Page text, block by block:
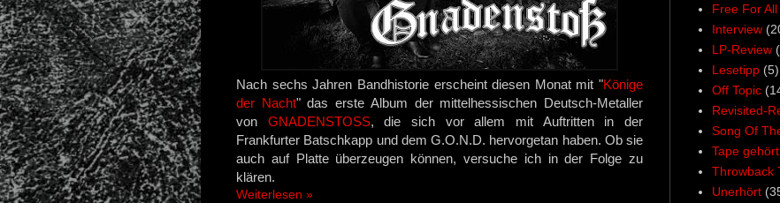
Nach sechs Jahren Bandhistorie erscheint diesen Monat mit "Könige
der Nacht" das erste Album der mittelhessischen Deutsch-Metaller
von GNADENSTOSS, die sich vor allem mit Auftritten in der
Frankfurter Batschkapp und dem G.O.N.D. hervorgetan haben. Ob sie
auch auf Platte überzeugen können, versuche ich in der Folge zu
klären.
Weiterlesen »
Free For All
Interview
LP-Review
Lesetipp (5)
Off Topic
Revisited-
Song Of
Tape gehört
Throwback
Unerhört